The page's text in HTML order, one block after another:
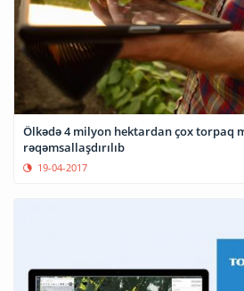
Ölkədə 4 milyon hektardan çox torpaq məlumatı
rəqəmsallaşdırılıb
19-04-2017